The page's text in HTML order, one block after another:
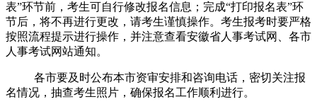
表”环节前，考生可自行修改报名信息；完成“打印报名表”环
节后，将不再进行更改，请考生谨慎操作。考生报考时要严格
按照流程提示进行操作，并注意查看安徽省人事考试网、各市
人事考试网站通知。
各市要及时公布本市资审安排和咨询电话，密切关注报
名情况，抽查考生照片，确保报名工作顺利进行。